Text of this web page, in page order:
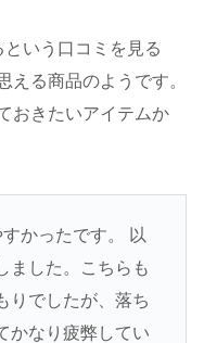
いう口コミを見る
える商品のようです。
おきたいアイテムか
かったです。 以
ました。こちらも
りでしたが、落ち
かなり疲弊してい